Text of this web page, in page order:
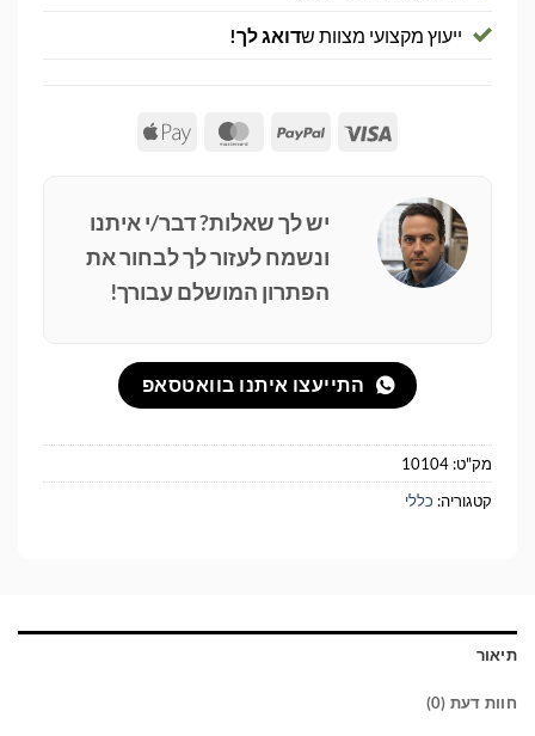
ייעוץ מקצועי מצוות שדואג לך!
Visa
PayPal
MasterCard
Apple
יש לך שאלות? דבר/י איתנו
ונשמח לעזור לך לבחור את
הפתרון המושלם עבורך!
התייעצו איתנו בוואטסאפ
מק"ט: 10104
קטגוריה: כללי
תיאור
חוות דעת (0)